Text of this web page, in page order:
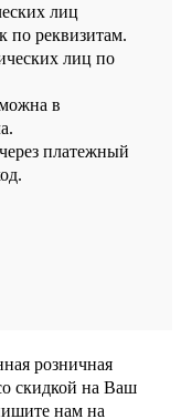
лиц
по реквизитам.
лиц по
в
платежный
розничная
скидкой на Ваш
нам на